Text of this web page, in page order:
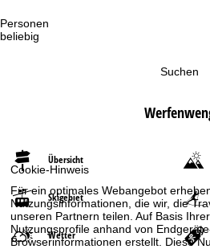
Cookie-Hinweis
Für ein optimales Webangebot
Nutzungsinformationen, die wir, die
unseren Partnern teilen. Auf Basis
Nutzungsprofile anhand von
Browserinformationen erstellt. Diese
Personen
beliebig
Suchen
Übersicht
Skigebiet
Wetter